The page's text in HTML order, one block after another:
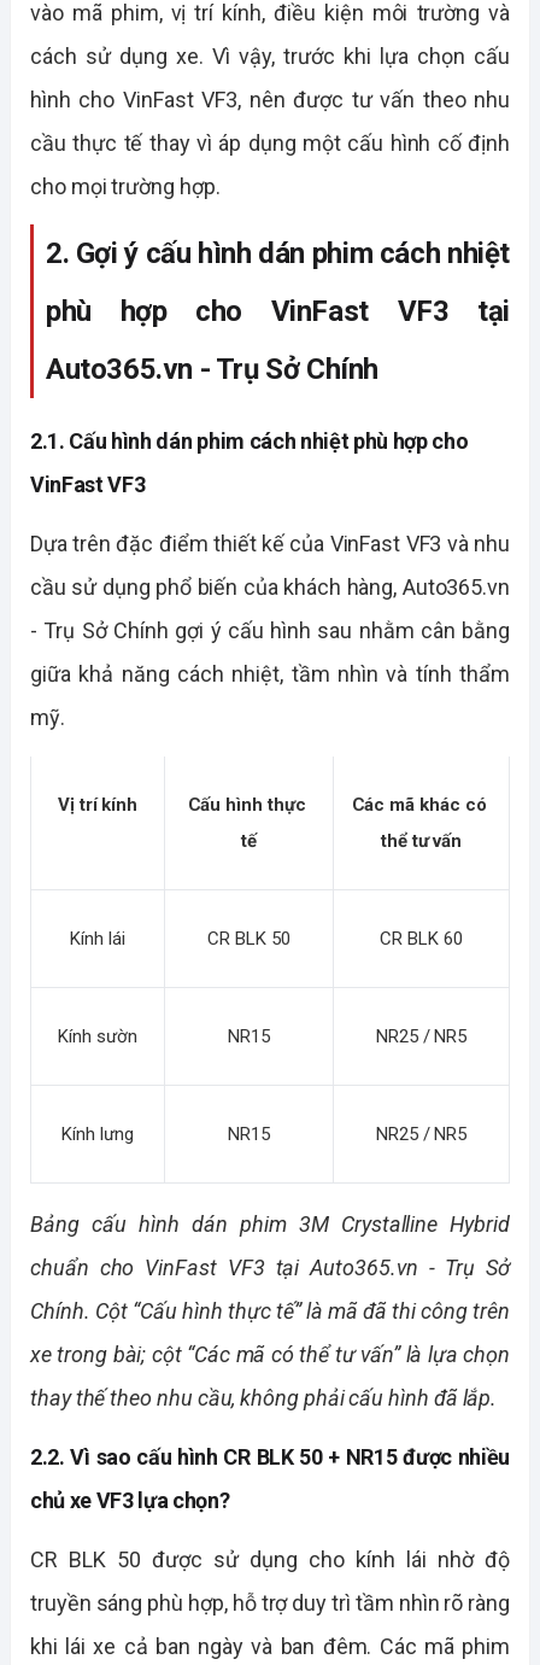
vào mã phim, vị trí kính, điều kiện môi trường và
cách sử dụng xe. Vì vậy, trước khi lựa chọn cấu
hình cho VinFast VF3, nên được tư vấn theo nhu
cầu thực tế thay vì áp dụng một cấu hình cố định
cho mọi trường hợp.
2. Gợi ý cấu hình dán phim cách nhiệt
phù hợp cho VinFast VF3 tại
Auto365.vn - Trụ Sở Chính
2.1. Cấu hình dán phim cách nhiệt phù hợp cho
VinFast VF3
Dựa trên đặc điểm thiết kế của VinFast VF3 và nhu
cầu sử dụng phổ biến của khách hàng, Auto365.vn
- Trụ Sở Chính gợi ý cấu hình sau nhằm cân bằng
giữa khả năng cách nhiệt, tầm nhìn và tính thẩm
mỹ.
Vị trí kính
Cấu hình thực
tế
Các mã khác có
thể tư vấn
Kính lái CR BLK 50 CR BLK 60
Kính sườn NR15 NR25 / NR5
Kính lưng NR15 NR25 / NR5
Bảng cấu hình dán phim 3M Crystalline Hybrid
chuẩn cho VinFast VF3 tại Auto365.vn - Trụ Sở
Chính. Cột “Cấu hình thực tế” là mã đã thi công trên
xe trong bài; cột “Các mã có thể tư vấn” là lựa chọn
thay thế theo nhu cầu, không phải cấu hình đã lắp.
2.2. Vì sao cấu hình CR BLK 50 + NR15 được nhiều
chủ xe VF3 lựa chọn?
CR BLK 50 được sử dụng cho kính lái nhờ độ
truyền sáng phù hợp, hỗ trợ duy trì tầm nhìn rõ ràng
khi lái xe cả ban ngày và ban đêm. Các mã phim